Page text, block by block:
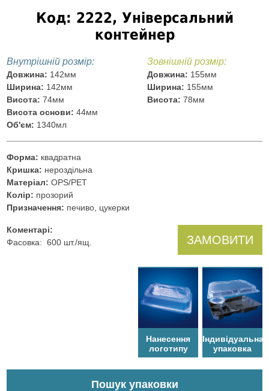
Код: 2222, Універсальний
контейнер
Внутрішній розмір:
Довжина: 142мм
Ширина: 142мм
Висота: 74мм
Висота основи: 44мм
Об'єм: 1340мл
Зовнішній розмір:
Довжина: 155мм
Ширина: 155мм
Висота: 78мм
Форма: квадратна
Кришка: нероздільна
Матеріал: OPS/PET
Колір: прозорий
Призначення: печиво, цукерки
Коментарі:
Фасовка: 600 шт./ящ.
ЗАМОВИТИ
Нанесення
логотипу
Індивідуальна
упаковка
Пошук упаковки